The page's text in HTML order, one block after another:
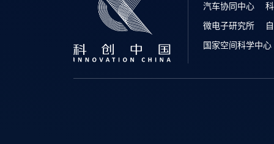
汽车协同中心
微电子研究所
国家空间科学中心